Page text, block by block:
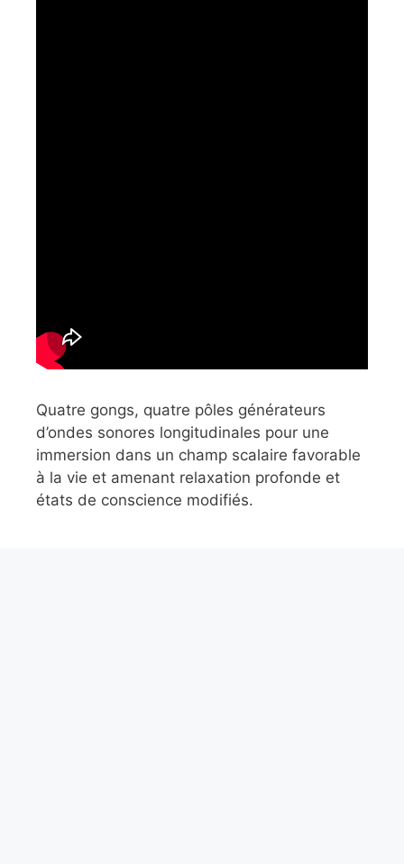
Quatre gongs, quatre pôles générateurs
d’ondes sonores longitudinales pour une
immersion dans un champ scalaire favorable
à la vie et amenant relaxation profonde et
états de conscience modifiés.